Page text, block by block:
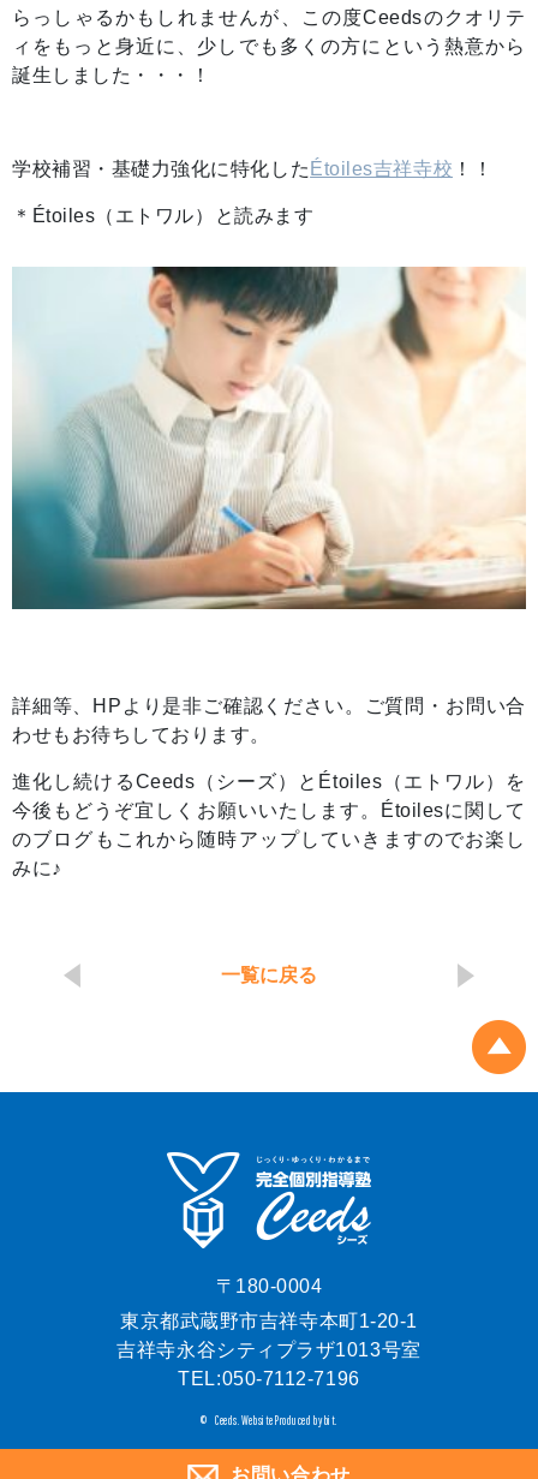
らっしゃるかもしれませんが、この度Ceedsのクオリテ
ィをもっと身近に、少しでも多くの方にという熱意から
誕生しました・・・！
学校補習・基礎力強化に特化した Étoiles吉祥寺校 ！！
＊Étoiles（エトワル）と読みます
詳細等、HPより是非ご確認ください。ご質問・お問い合
わせもお待ちしております。
進化し続けるCeeds（シーズ）とÉtoiles（エトワル）を
今後もどうぞ宜しく お願いいたします。Étoilesに関して
のブログもこれから随時アップしていきますのでお楽し
みに♪
一覧に戻る
〒180-0004
東京都武蔵野市吉祥寺本町1-20-1
吉祥寺永谷シティプラザ1013号室
TEL:050-7112-7196
お問い合わせ
© Ceeds. Website Produced by bit.